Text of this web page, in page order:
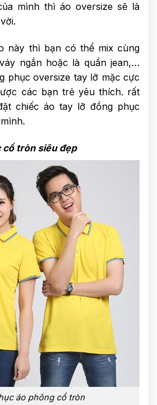
mình thì áo oversize sẽ là
này thì bạn có thể mix cùng
ngắn hoặc là quần jean,…
phục oversize tay lỡ mặc cực
các bạn trẻ yêu thích. rất
chiếc áo tay lỡ đồng phục
cổ tròn siêu đẹp
áo phông cổ tròn